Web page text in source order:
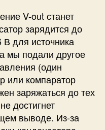
V-out станет
зарядится до
В для источника
мы подали другое
(один
или компаратор
заряжаться до тех
достигнет
выводе. Из-за